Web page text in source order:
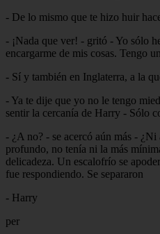
- De lo mismo que te hizo huir
- ¡Nada que ver! - gritó - Yo sólo
encargarme de mis cosas. Tengo
- Sí y también en Inglaterra, a la
- Ya te dije que yo no le tengo
sentir la cercanía de Harry - Sólo
- ¿A no? - se acercó aún más -
profundo, no tenía ni la más
delicadeza. Un escalofrío se
fue respondiendo. Se separaron
- Harry
per